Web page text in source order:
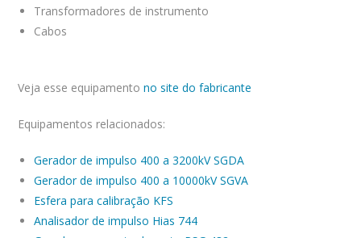
Transformadores de instrumento
Cabos
Veja esse equipamentono site do fabricante
Equipamentos relacionados:
Gerador de impulso 400 a 3200kV SGDA
Gerador de impulso 400 a 10000kV SGVA
Esfera para calibração KFS
Analisador de impulso Hias 744